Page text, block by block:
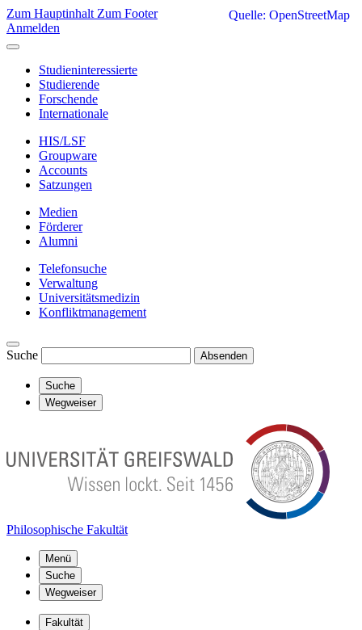
Zum Hauptinhalt Zum Footer
Anmelden
Studieninteressierte
Studierende
Forschende
Internationale
HIS/LSF
Groupware
Accounts
Satzungen
Medien
Förderer
Alumni
Telefonsuche
Verwaltung
Universitätsmedizin
Konfliktmanagement
Suche Absenden
Suche
Wegweiser
Philosophische Fakultät
Menü
Suche
Wegweiser
Fakultät
Quelle: OpenStreetMap